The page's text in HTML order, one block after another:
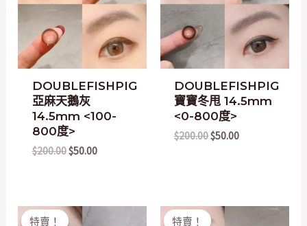
DOUBLEFISHPIG
亞麻天鵝灰
14.5mm <100-
800度>
$200.00$50.00
DOUBLEFISHPIG
寶寶冬甩 14.5mm
<0-800度>
$200.00$50.00
特賣！
Original
特賣！
Original